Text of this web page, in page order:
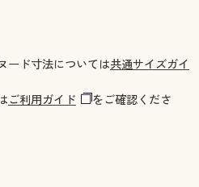
ード寸法については共通サイズガイ
ご利用ガイド
をご確認くださ